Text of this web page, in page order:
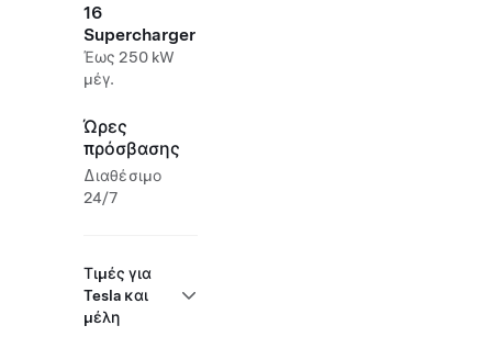
16
Supercharger
Έως 250 kW
μέγ.
Ώρες
πρόσβασης
Διαθέσιμο
24/7
Τιμές για
Tesla και
μέλη